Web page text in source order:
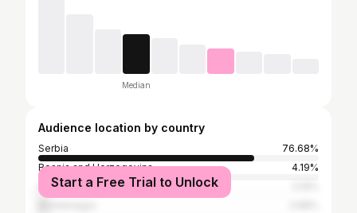
Median
Audience location by country
Serbia
76.68%
Bosnia and Herzegovina
4.19%
Croatia
Start a Free Trial to Unlock